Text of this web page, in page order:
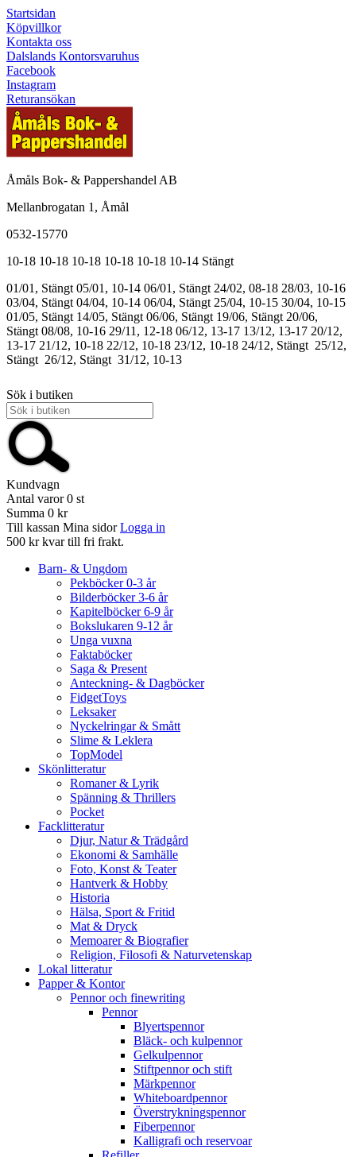
Startsidan
Köpvillkor
Kontakta oss
Dalslands Kontorsvaruhus
Facebook
Instagram
Returansökan
Åmåls Bok- & Pappershandel AB
Mellanbrogatan 1, Åmål
0532-15770
10-18 10-18 10-18 10-18 10-18 10-14 Stängt
01/01, Stängt 05/01, 10-14 06/01, Stängt 24/02, 08-18 28/03, 10-16
03/04, Stängt 04/04, 10-14 06/04, Stängt 25/04, 10-15 30/04, 10-15
01/05, Stängt 14/05, Stängt 06/06, Stängt 19/06, Stängt 20/06,
Stängt 08/08, 10-16 29/11, 12-18 06/12, 13-17 13/12, 13-17 20/12,
13-17 21/12, 10-18 22/12, 10-18 23/12, 10-18 24/12, Stängt 25/12,
Stängt 26/12, Stängt 31/12, 10-13
Sök i butiken
Kundvagn
Antal varor 0 st
Summa 0 kr
Till kassan Mina sidor Logga in
500 kr kvar till fri frakt.
Barn- & Ungdom
Pekböcker 0-3 år
Bilderböcker 3-6 år
Kapitelböcker 6-9 år
Bokslukaren 9-12 år
Unga vuxna
Faktaböcker
Saga & Present
Anteckning- & Dagböcker
FidgetToys
Leksaker
Nyckelringar & Smått
Slime & Leklera
TopModel
Skönlitteratur
Romaner & Lyrik
Spänning & Thrillers
Pocket
Facklitteratur
Djur, Natur & Trädgård
Ekonomi & Samhälle
Foto, Konst & Teater
Hantverk & Hobby
Historia
Hälsa, Sport & Fritid
Mat & Dryck
Memoarer & Biografier
Religion, Filosofi & Naturvetenskap
Lokal litteratur
Papper & Kontor
Pennor och finewriting
Pennor
Blyertspennor
Bläck- och kulpennor
Gelkulpennor
Stiftpennor och stift
Märkpennor
Whiteboardpennor
Överstrykningspennor
Fiberpennor
Kalligrafi och reservoar